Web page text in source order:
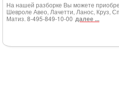
На нашей разборке Вы можете
Шевроле Авео, Лачетти, Ланос, Круз,
Матиз. 8-495-849-10-00 далее ...